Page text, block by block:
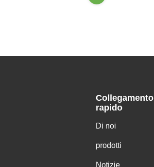
Collegamento
rapido
Di noi
prodotti
Notizie